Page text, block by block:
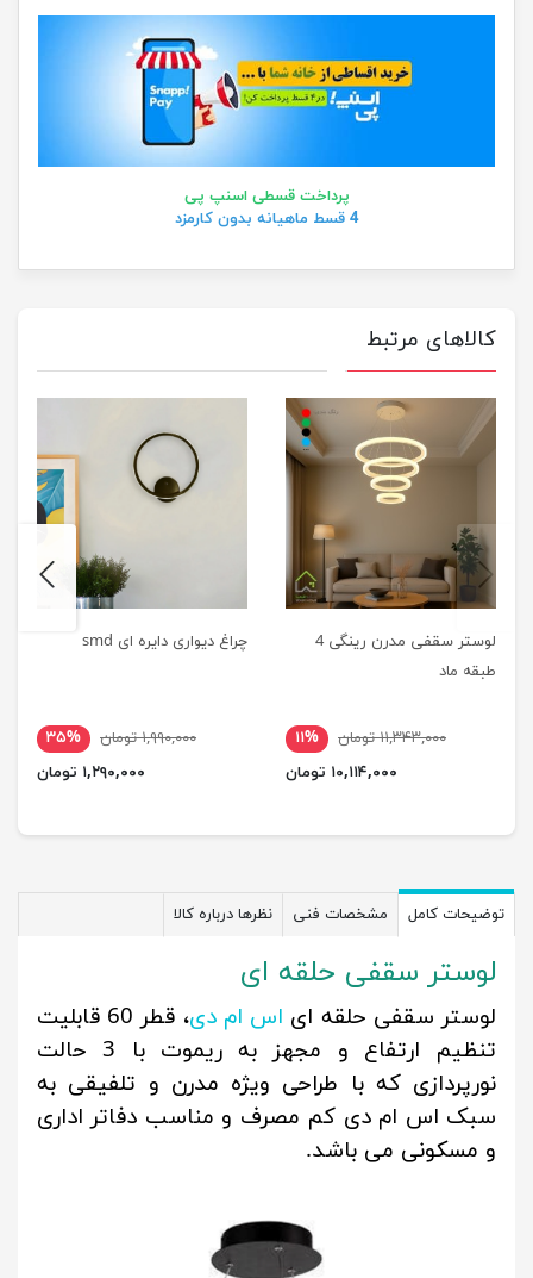
پرداخت قسطی اسنپ پی
4 قسط ماهیانه بدون کارمزد
کالاهای مرتبط
لوستر سقفی مدرن رینگی 4
طبقه ماد
۱۱,۳۴۳,۰۰۰ تومان
۱۱%
۱۰,۱۱۴,۰۰۰ تومان
چراغ دیواری دایره ای smd
۱,۹۹۰,۰۰۰ تومان
۳۵%
۱,۲۹۰,۰۰۰ تومان
previus
توضیحات کامل مشخصات فنی نظرها درباره کالا
لوستر سقفی حلقه ای
لوستر سقفی حلقه ای اس ام دی
، قطر 60 قابلیت
تنظیم ارتفاع و مجهز به ریموت با 3 حالت
نورپردازی که با طراحی ویژه مدرن و تلفیقی به
سبک اس ام دی کم مصرف و مناسب دفاتر اداری
و مسکونی می باشد.